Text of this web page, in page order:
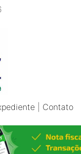
Contato